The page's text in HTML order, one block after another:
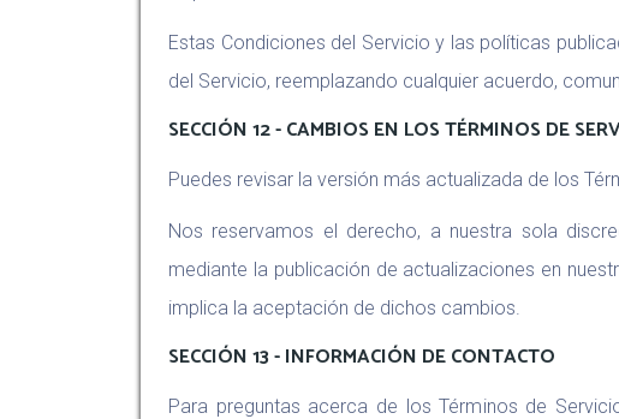
Estas Condiciones del Servicio y las políticas
del Servicio, reemplazando cualquier acuerdo,
SECCIÓN 12 - CAMBIOS EN LOS TÉRMINOS DE
Puedes revisar la versión más actualizada de los
Nos reservamos el derecho, a nuestra sola
mediante la publicación de actualizaciones en
implica la aceptación de dichos cambios.
SECCIÓN 13 - INFORMACIÓN DE CONTACTO
Para preguntas acerca de los Términos de